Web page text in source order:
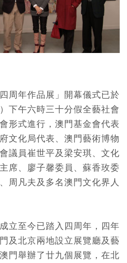
周年作品展」開幕儀式已於
下午六時三十分假全藝社會
形式進行，澳門基金會代表
文化局代表、澳門藝術博物
議員崔世平及梁安琪、文化
席、廖子馨委員、蘇香玫委
周凡夫及多名澳門文化界人
立至今已踏入四周年，四年
及北京兩地設立展覽廳及藝
門舉辦了廿九個展覽，在北